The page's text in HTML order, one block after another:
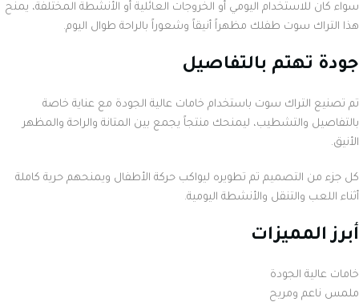
سواء كان للاستخدام اليومي أو الخروجات العائلية أو الأنشطة المختلفة، يمنح
هذا التراك سوت طفلك مظهراً أنيقاً وشعوراً بالراحة طوال اليوم.
جودة تهتم بالتفاصيل
تم تصنيع التراك سوت باستخدام خامات عالية الجودة مع عناية خاصة
بالتفاصيل والتشطيب، ليمنحك منتجاً يجمع بين المتانة والراحة والمظهر
الأنيق.
كل جزء من التصميم تم تطويره ليواكب حركة الأطفال ويمنحهم حرية كاملة
أثناء اللعب والتنقل والأنشطة اليومية.
أبرز المميزات
خامات عالية الجودة
ملمس ناعم ومريح